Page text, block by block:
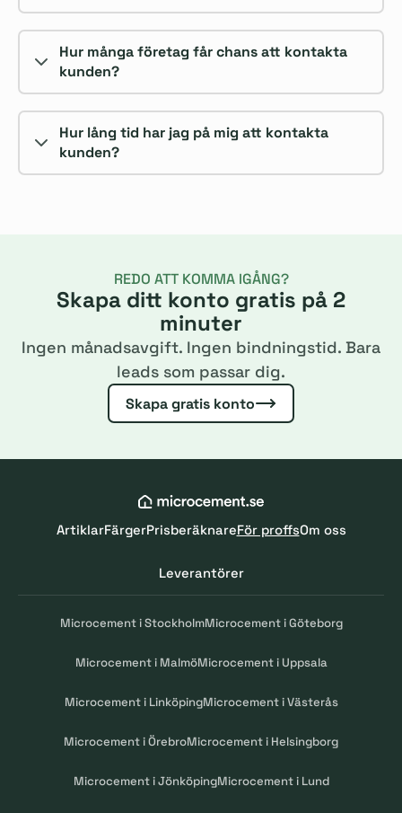
Hur många företag får chans att kontakta
kunden?
Hur lång tid har jag på mig att kontakta
kunden?
REDO ATT KOMMA IGÅNG?
Skapa ditt konto gratis på 2
minuter
Ingen månadsavgift. Ingen bindningstid. Bara
leads som passar dig.
Skapa gratis konto
ArtiklarFärgerPrisberäknareFör proffsOm oss
Leverantörer
Microcement i StockholmMicrocement i Göteborg
Microcement i MalmöMicrocement i Uppsala
Microcement i LinköpingMicrocement i Västerås
Microcement i ÖrebroMicrocement i Helsingborg
Microcement i JönköpingMicrocement i Lund